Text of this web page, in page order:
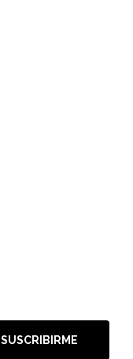
SUSCRIBIRME